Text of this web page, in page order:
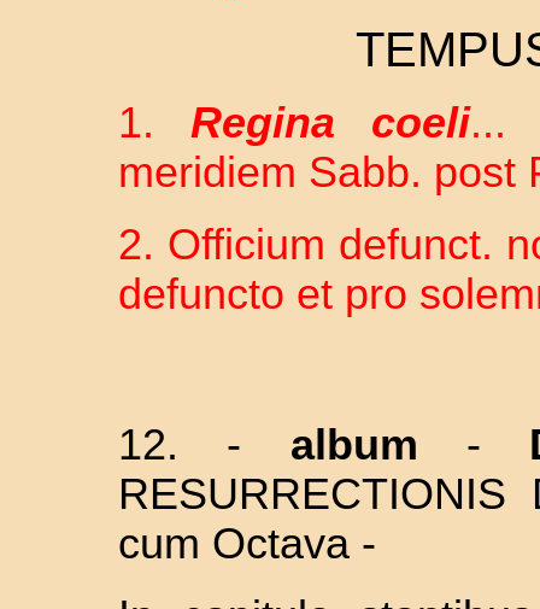
1. Regina coeli...
meridiem Sabb. post
2. Officium defunct.
defuncto et pro
12. - album -
cum Octava -